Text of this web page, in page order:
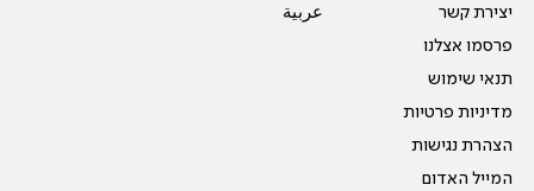
יצירת קשר
פרסמו אצלנו
תנאי שימוש
מדיניות פרטיות
הצהרת נגישות
המייל האדום
عربية